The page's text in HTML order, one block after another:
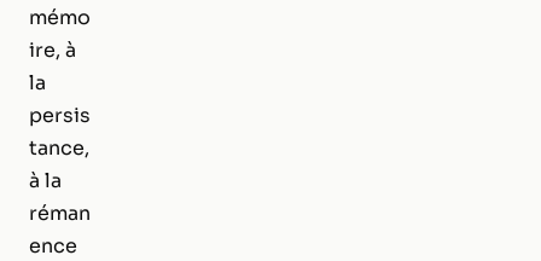
mémo
ire, à
la
persis
tance,
à la
réman
ence